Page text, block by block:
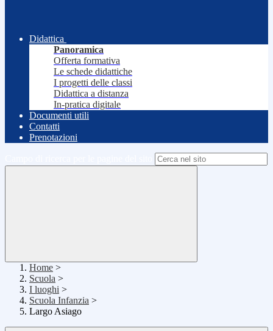
Didattica
Panoramica
Offerta formativa
Le schede didattiche
I progetti delle classi
Didattica a distanza
In-pratica digitale
Documenti utili
Contatti
Prenotazioni
Home >
Scuola >
I luoghi >
Scuola Infanzia >
Largo Asiago